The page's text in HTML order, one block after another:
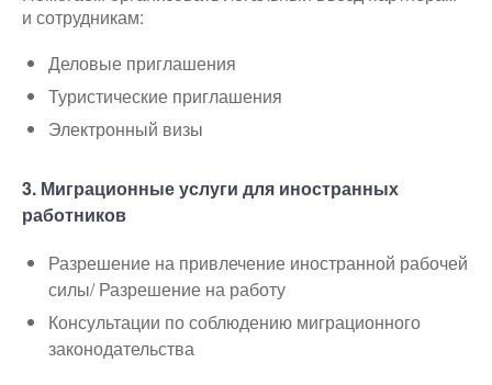
и сотрудникам:
Деловые приглашения
Туристические приглашения
Электронный визы
3. Миграционные услуги для иностранных
работников
Разрешение на привлечение иностранной рабочей
силы/ Разрешение на работу
Консультации по соблюдению миграционного
законодательства